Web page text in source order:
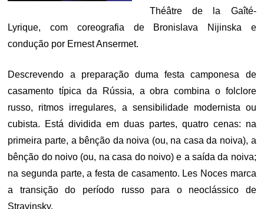
Théâtre de la Gaîté-
Lyrique, com coreografia de Bronislava Nijinska e
condução por Ernest Ansermet.
Descrevendo a preparação duma festa camponesa de
casamento típica da Rússia, a obra combina o folclore
russo, ritmos irregulares, a sensibilidade modernista ou
cubista. Está dividida em duas partes, quatro cenas: na
primeira parte, a bênção da noiva (ou, na casa da noiva), a
bênção do noivo (ou, na casa do noivo) e a saída da noiva;
na segunda parte, a festa de casamento. Les Noces marca
a transição do período russo para o neoclássico de
Stravinsky.